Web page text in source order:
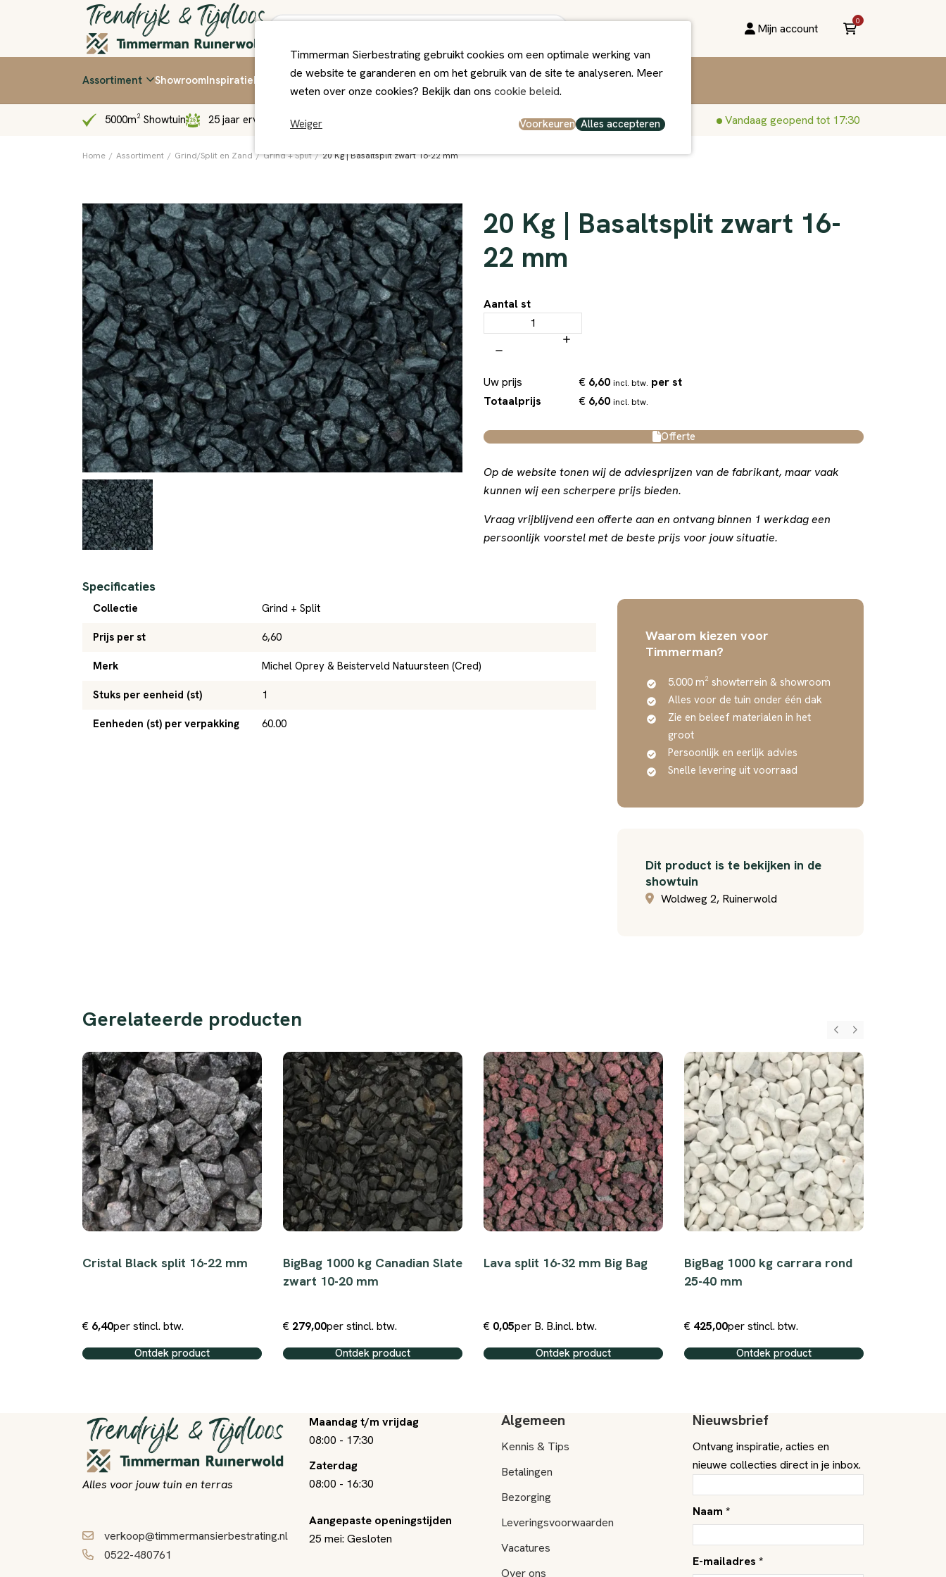
Mijn account
0
Assortiment ShowroomInspiratieKennis & TipsWinkel Contact
5000m² Showtuin 25 jaar ervaring Snel en persoonlijk Vandaag geopend tot 17:30
Home / Assortiment / Grind/Split en Zand / Grind + Split / 20 Kg | Basaltsplit zwart 16-22 mm
20 Kg | Basaltsplit zwart 16-
22 mm
Aantal st
Uw prijs € 6,60 incl. btw. per st
Totaalprijs
€ 6,60 incl. btw.
Offerte
Op de website tonen wij de adviesprijzen van de fabrikant, maar vaak
kunnen wij een scherpere prijs bieden.
Vraag vrijblijvend een offerte aan en ontvang binnen 1 werkdag een
persoonlijk voorstel met de beste prijs voor jouw situatie.
Specificaties
Collectie Grind + Split
Prijs per st 6,60
Merk Michel Oprey & Beisterveld Natuursteen (Cred)
Stuks per eenheid (st) 1
Eenheden (st) per verpakking 60.00
Waarom kiezen voor
Timmerman?
5.000 m² showterrein & showroom
Alles voor de tuin onder één dak
Zie en beleef materialen in het
groot
Persoonlijk en eerlijk advies
Snelle levering uit voorraad
Dit product is te bekijken in de
showtuin
Woldweg 2, Ruinerwold
Gerelateerde producten
Cristal Black split 16-22 mm
€ 6,40per stincl. btw.
Ontdek product
BigBag 1000 kg Canadian Slate
zwart 10-20 mm
€ 279,00per stincl. btw.
Ontdek product
Lava split 16-32 mm Big Bag
€ 0,05per B. B.incl. btw.
Ontdek product
BigBag 1000 kg carrara rond
25-40 mm
€ 425,00per stincl. btw.
Ontdek product
Alles voor jouw tuin en terras
verkoop@timmermansierbestrating.nl
0522-480761
Maandag t/m vrijdag
08:00 - 17:30
Zaterdag
08:00 - 16:30
Aangepaste openingstijden
25 mei: Gesloten
Algemeen
Kennis & Tips
Betalingen
Bezorging
Leveringsvoorwaarden
Vacatures
Over ons
Nieuwsbrief
Ontvang inspiratie, acties en
nieuwe collecties direct in je inbox.
Naam *
E-mailadres *
Timmerman Sierbestrating gebruikt cookies om een optimale werking van
de website te garanderen en om het gebruik van de site te analyseren. Meer
weten over onze cookies? Bekijk dan ons cookie beleid.
Weiger Voorkeuren Alles accepteren